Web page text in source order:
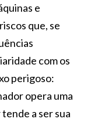
e
que, se
com os
perigoso:
opera uma
a ser sua